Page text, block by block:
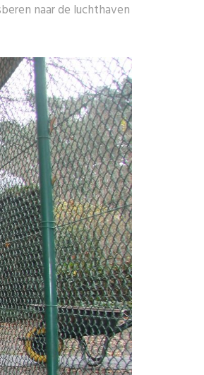
naar de luchthaven